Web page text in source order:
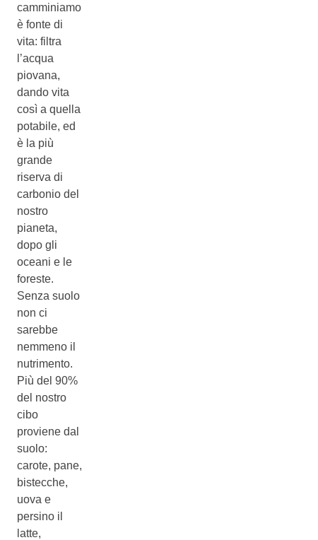
camminiamo
è fonte di
vita: filtra
l’acqua
piovana,
dando vita
così a quella
potabile, ed
è la più
grande
riserva di
carbonio del
nostro
pianeta,
dopo gli
oceani e le
foreste.
Senza suolo
non ci
sarebbe
nemmeno il
nutrimento.
Più del 90%
del nostro
cibo
proviene dal
suolo:
carote, pane,
bistecche,
uova e
persino il
latte,